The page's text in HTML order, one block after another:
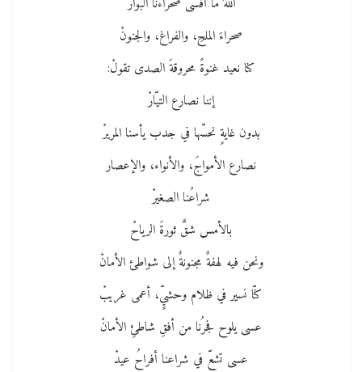
صحراءَ الملحِ، والفراغ، والجنونْ
كنا نعيد غنوةً محروقةَ الصدى تقولْ:
إننا نصارع التيّارْ
بدون غايةٍ نحسّها في جدب يأسنا المريرْ
نصارع الأمواجَ، والأنواء، والإعصار
شراعُنا الصغيرْ
بالأمس شقَّ ثورةَ الرياحْ
ونحن فيه لهفةٌ مجنونةٌ إلى شواطئ الأمانْ
كنّا نسير في ظلام وحشيٍّ، أعمى غريبْ
عسى يلوح فجرُنا من أفقِ شاطئِ الأمانْ
عسى تشعّ في شراعنا أفراحُ عيدْ